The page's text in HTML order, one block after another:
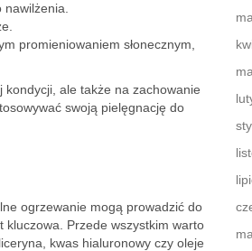
nawilżenia.
promieniowaniem słonecznym,
ale także na zachowanie
swoją pielęgnację do
ogrzewanie mogą prowadzić do
kluczowa. Przede wszystkim warto
kwas hialuronowy czy oleje